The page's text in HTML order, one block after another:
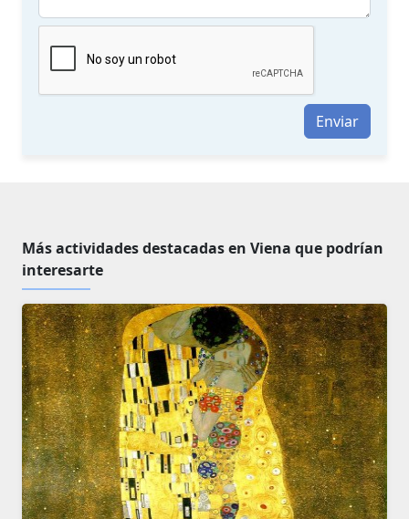
Enviar
Más actividades destacadas en Viena que podrían
interesarte